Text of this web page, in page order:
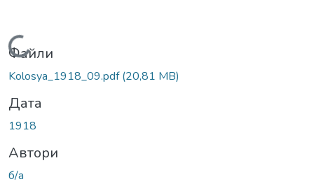
Вантажиться...
Файли
Kolosya_1918_09.pdf(20,81 MB)
Дата
1918
Автори
б/а